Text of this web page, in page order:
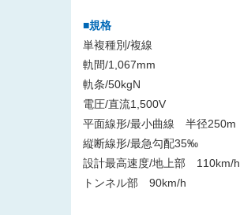
■規格
単複種別/複線
軌間/1,067mm
軌条/50kgN
電圧/直流1,500V
平面線形/最小曲線 半径250m
縦断線形/最急勾配35‰
設計最高速度/地上部 110km/h
トンネル部 90km/h